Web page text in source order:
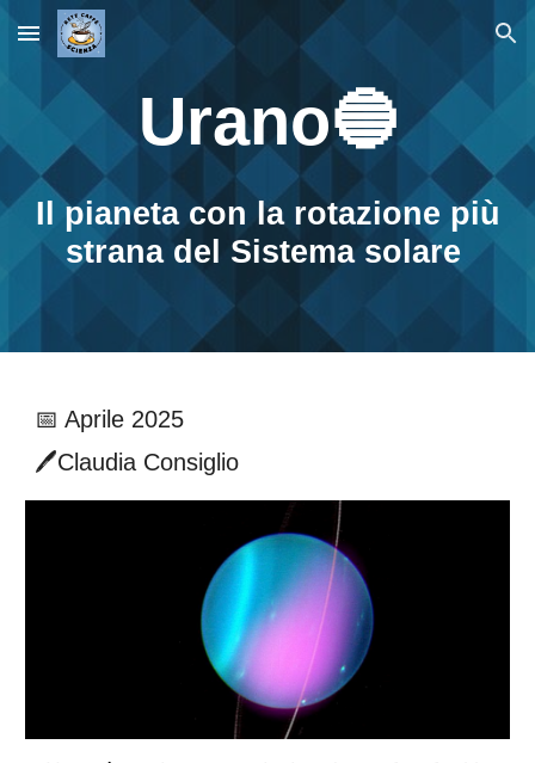
Skip to main content Skip to navigation
Urano🔵
I l pianeta con la rotazione più
strana del Sistema solare
📅 Aprile 2025
🖊️Claudia Consiglio